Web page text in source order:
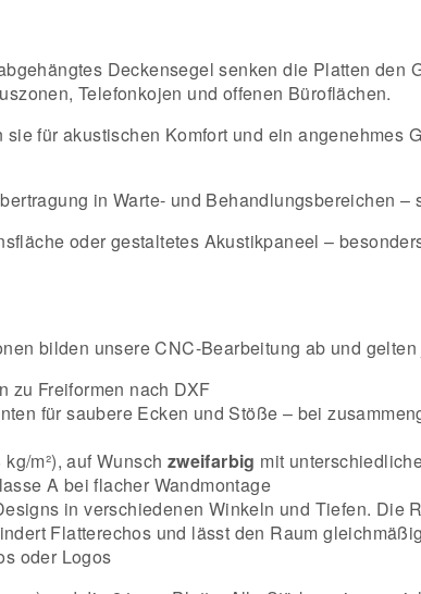
Deckensegel senken die Platten den
Telefonkojen und offenen Büroflächen.
für akustischen Komfort und ein angenehmes
in Warte- und Behandlungsbereichen
oder gestaltetes Akustikpaneel –
bilden unsere CNC-Bearbeitung ab und
zu Freiformen nach DXF
für saubere Ecken und Stöße – bei
m²), auf Wunsch zweifarbig mit
A bei flacher Wandmontage
in verschiedenen Winkeln und Tiefen. Die
Flatterechos und lässt den Raum
oder Logos